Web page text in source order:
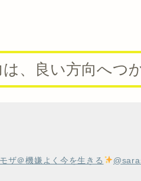
、良い方向へつ
ザ＠機嫌よく今を生きる